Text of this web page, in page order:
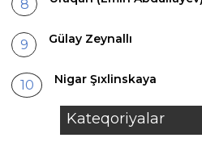
Gülay Zeynallı
Nigar Şıxlinskaya
Kateqoriyalar